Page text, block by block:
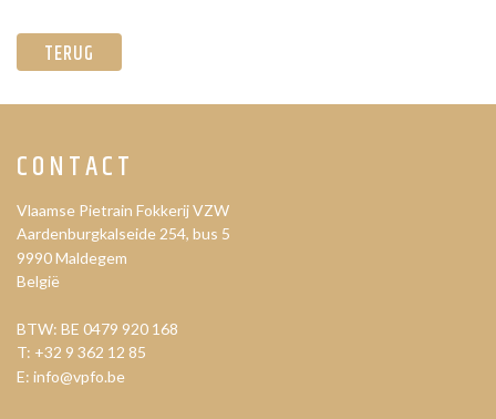
TERUG
CONTACT
Vlaamse Pietrain Fokkerij VZW
Aardenburgkalseide 254, bus 5
9990Maldegem
België
BTW: BE 0479 920 168
T: +32 9 362 12 85
E: info@vpfo.be